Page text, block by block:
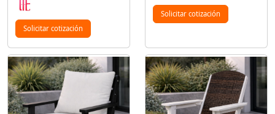
Solicitar cotización
Solicitar cotización